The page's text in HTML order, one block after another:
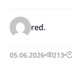
red.
05.06.2026 213